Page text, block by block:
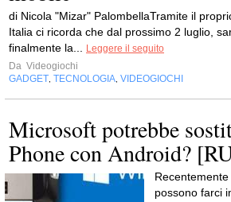
di Nicola "Mizar" PalombellaTramite il
Italia ci ricorda che dal prossimo 2 luglio,
finalmente la...
Leggere il seguito
Da Videogiochi
GADGET TECNOLOGIA VIDEOGIOCHI
Microsoft potrebbe
Phone con Android?
possono farci